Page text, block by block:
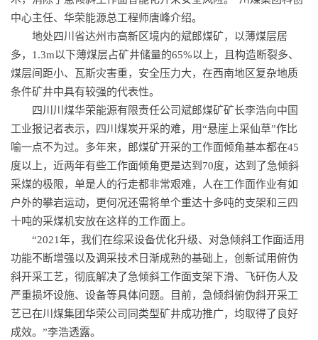
中心主任、华荣能源总工程师唐峰介绍。
地处四川省达州市高新区境内的斌郎煤矿，以薄煤层居
多，1.3m以下薄煤层占矿井储量的65%以上，且构造断裂多、
煤层间距小、瓦斯灾害重，安全压力大，在西南地区复杂地质
条件矿井中具有较强的代表性。
四川川煤华荣能源有限责任公司斌郎煤矿矿长李浩向中国
工业报记者表示，四川煤炭开采的难，用“悬崖上采仙草”作比
喻一点不为过。多年来，郎煤矿开采的工作面倾角基本都在45
度以上，近两年有些工作面倾角更是达到70度，达到了急倾斜
采煤的极限，单是人的行走都非常艰难，人在工作面作业有如
户外的攀岩运动，更何况还需将单个重达十多吨的支架和三四
十吨的采煤机安放在这样的工作面上。
“2021年，我们在综采设备优化升级、对急倾斜工作面适用
功能不断增强以及调采技术日渐成熟的基础上，创新试用俯伪
斜开采工艺，彻底解决了急倾斜工作面支架下滑、飞矸伤人及
严重损坏设施、设备等具体问题。目前，急倾斜俯伪斜开采工
艺已在川煤集团华荣公司同类型矿井成功推广，均取得了良好
成效。”李浩透露。